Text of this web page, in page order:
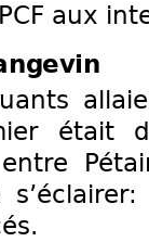
aux
était